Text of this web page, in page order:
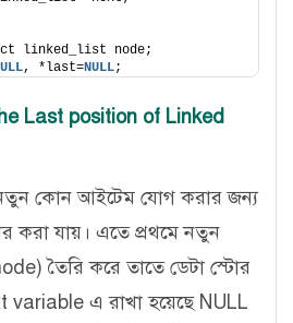
linked_list node;
, *last=NULL;
Last position of Linked
কোন আইটেম যোগ করার জন্য
করা যায়। এতে প্রথমে নতুন
তৈরি করে তাতে ডেটা স্টোর
variable এ রাখা হয়েছে NULL